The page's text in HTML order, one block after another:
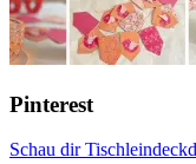
Pinterest
Schau dir